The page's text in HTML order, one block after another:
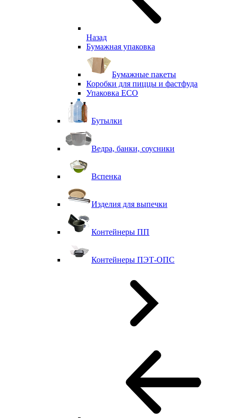
Назад
Бумажная упаковка
Бумажные пакеты
Коробки для пиццы и фастфуда
Упаковка ECO
Бутылки
Ведра, банки, соусники
Вспенка
Изделия для выпечки
Контейнеры ПП
Контейнеры ПЭТ-ОПС